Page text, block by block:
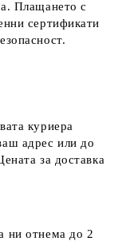
Плащането с
сертификати
куриера
адрес или до
за доставка
ни отнема до 2